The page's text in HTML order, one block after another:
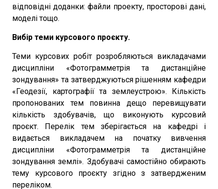
відповідні доданки: файли проекту, просторові дані,
моделі тощо.
Вибір теми курсового проєкту.
Теми курсових робіт розробляються викладачами
дисципліни «Фотограмметрія та дистанційне
зондування» та затверджуються рішенням кафедри
«Геодезії, картографії та землеустрою». Кількість
пропонованих тем повинна дещо перевищувати
кількість здобувачів, що виконують курсовий
проєкт. Перелік тем зберігається на кафедрі і
видається викладачем на початку вивчення
дисципліни «Фотограмметрія та дистанційне
зондування землі». Здобувачі самостійно обирають
тему курсового проєкту згідно з затвердженим
переліком.